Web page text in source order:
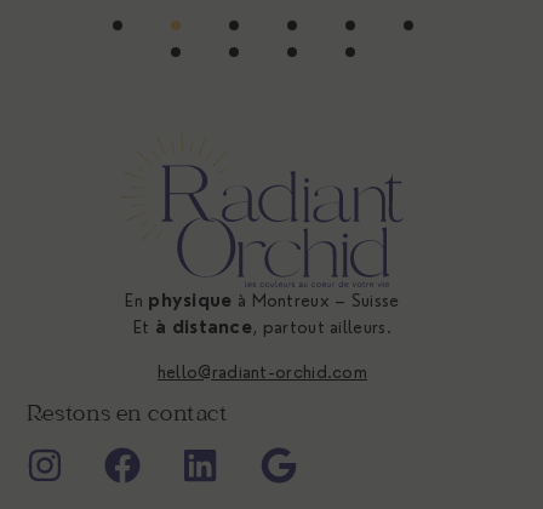
En physique à Montreux – Suisse
Et à distance, partout ailleurs.
hello@radiant-orchid.com
Restons en contact